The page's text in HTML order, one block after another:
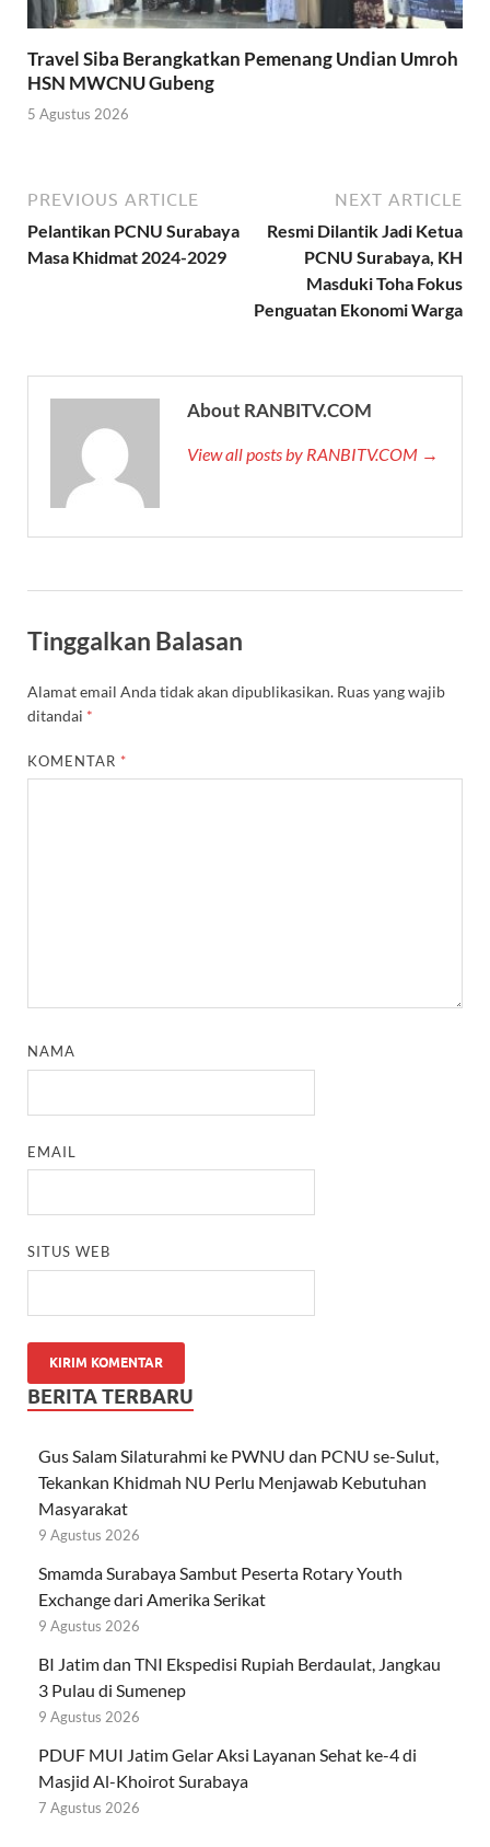
Travel Siba Berangkatkan Pemenang Undian Umroh
HSN MWCNU Gubeng
5 Agustus 2026
PREVIOUS ARTICLE
Pelantikan PCNU Surabaya
Masa Khidmat 2024-2029
NEXT ARTICLE
Resmi Dilantik Jadi Ketua
PCNU Surabaya, KH
Masduki Toha Fokus
Penguatan Ekonomi Warga
About RANBITV.COM
View all posts by RANBITV.COM →
Tinggalkan Balasan
Alamat email Anda tidak akan dipublikasikan. Ruas yang wajib
ditandai *
KOMENTAR *
NAMA
EMAIL
SITUS WEB
BERITA TERBARU
Gus Salam Silaturahmi ke PWNU dan PCNU se-Sulut,
Tekankan Khidmah NU Perlu Menjawab Kebutuhan
Masyarakat
9 Agustus 2026
Smamda Surabaya Sambut Peserta Rotary Youth
Exchange dari Amerika Serikat
9 Agustus 2026
BI Jatim dan TNI Ekspedisi Rupiah Berdaulat, Jangkau
3 Pulau di Sumenep
9 Agustus 2026
PDUF MUI Jatim Gelar Aksi Layanan Sehat ke-4 di
Masjid Al-Khoirot Surabaya
7 Agustus 2026